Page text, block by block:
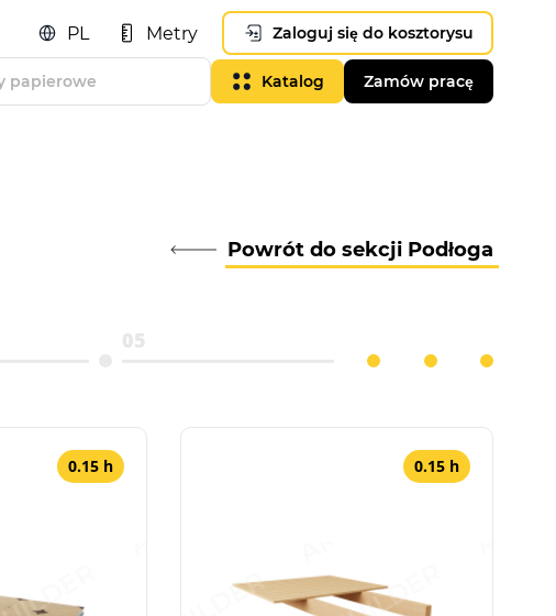
PL Metry Zaloguj się do kosztorysu
Katalog Zamów pracę
Powrót do sekcji Podłoga
05
0.15 h 0.15 h